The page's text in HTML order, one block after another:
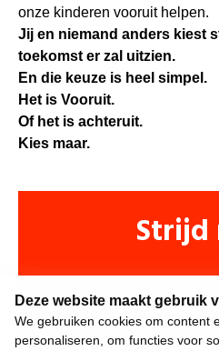
Deze website maakt gebruik
We gebruiken cookies om content
personaliseren, om functies voor
onze kinderen vooruit helpen.
Jij en niemand anders kiest
toekomst er zal uitzien.
En die keuze is heel simpel.
Het is Vooruit.
Of het is achteruit.
Kies maar.
Strijd